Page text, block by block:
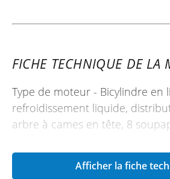
FICHE TECHNIQUE DE LA
Type de moteur - Bicylindre en
refroidissement liquide,
arbre à cames en tête, 8
Afficher la fiche